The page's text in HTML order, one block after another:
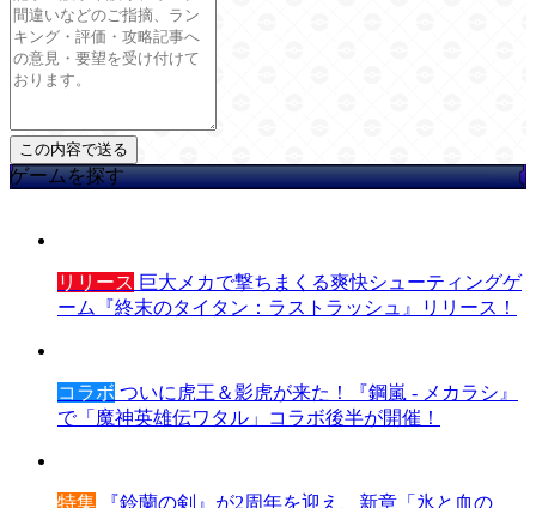
ゲームを探す
リリース 巨大メカで撃ちまくる爽快シューティングゲ
ーム『終末のタイタン：ラストラッシュ』リリース！
コラボ ついに虎王＆影虎が来た！『鋼嵐 - メカラシ』
で「魔神英雄伝ワタル」コラボ後半が開催！
特集 『鈴蘭の剣』が2周年を迎え、新章「氷と血の